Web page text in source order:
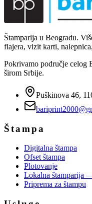
Štamparija u Beogradu.
flajera, vizit karti,
Pokrivamo područje celog
širom Srbije.
Puškinova 46,
Štampa
Digitalna štampa
Ofset štampa
Plotovanje
Lokalna štamparija
Priprema za štampu